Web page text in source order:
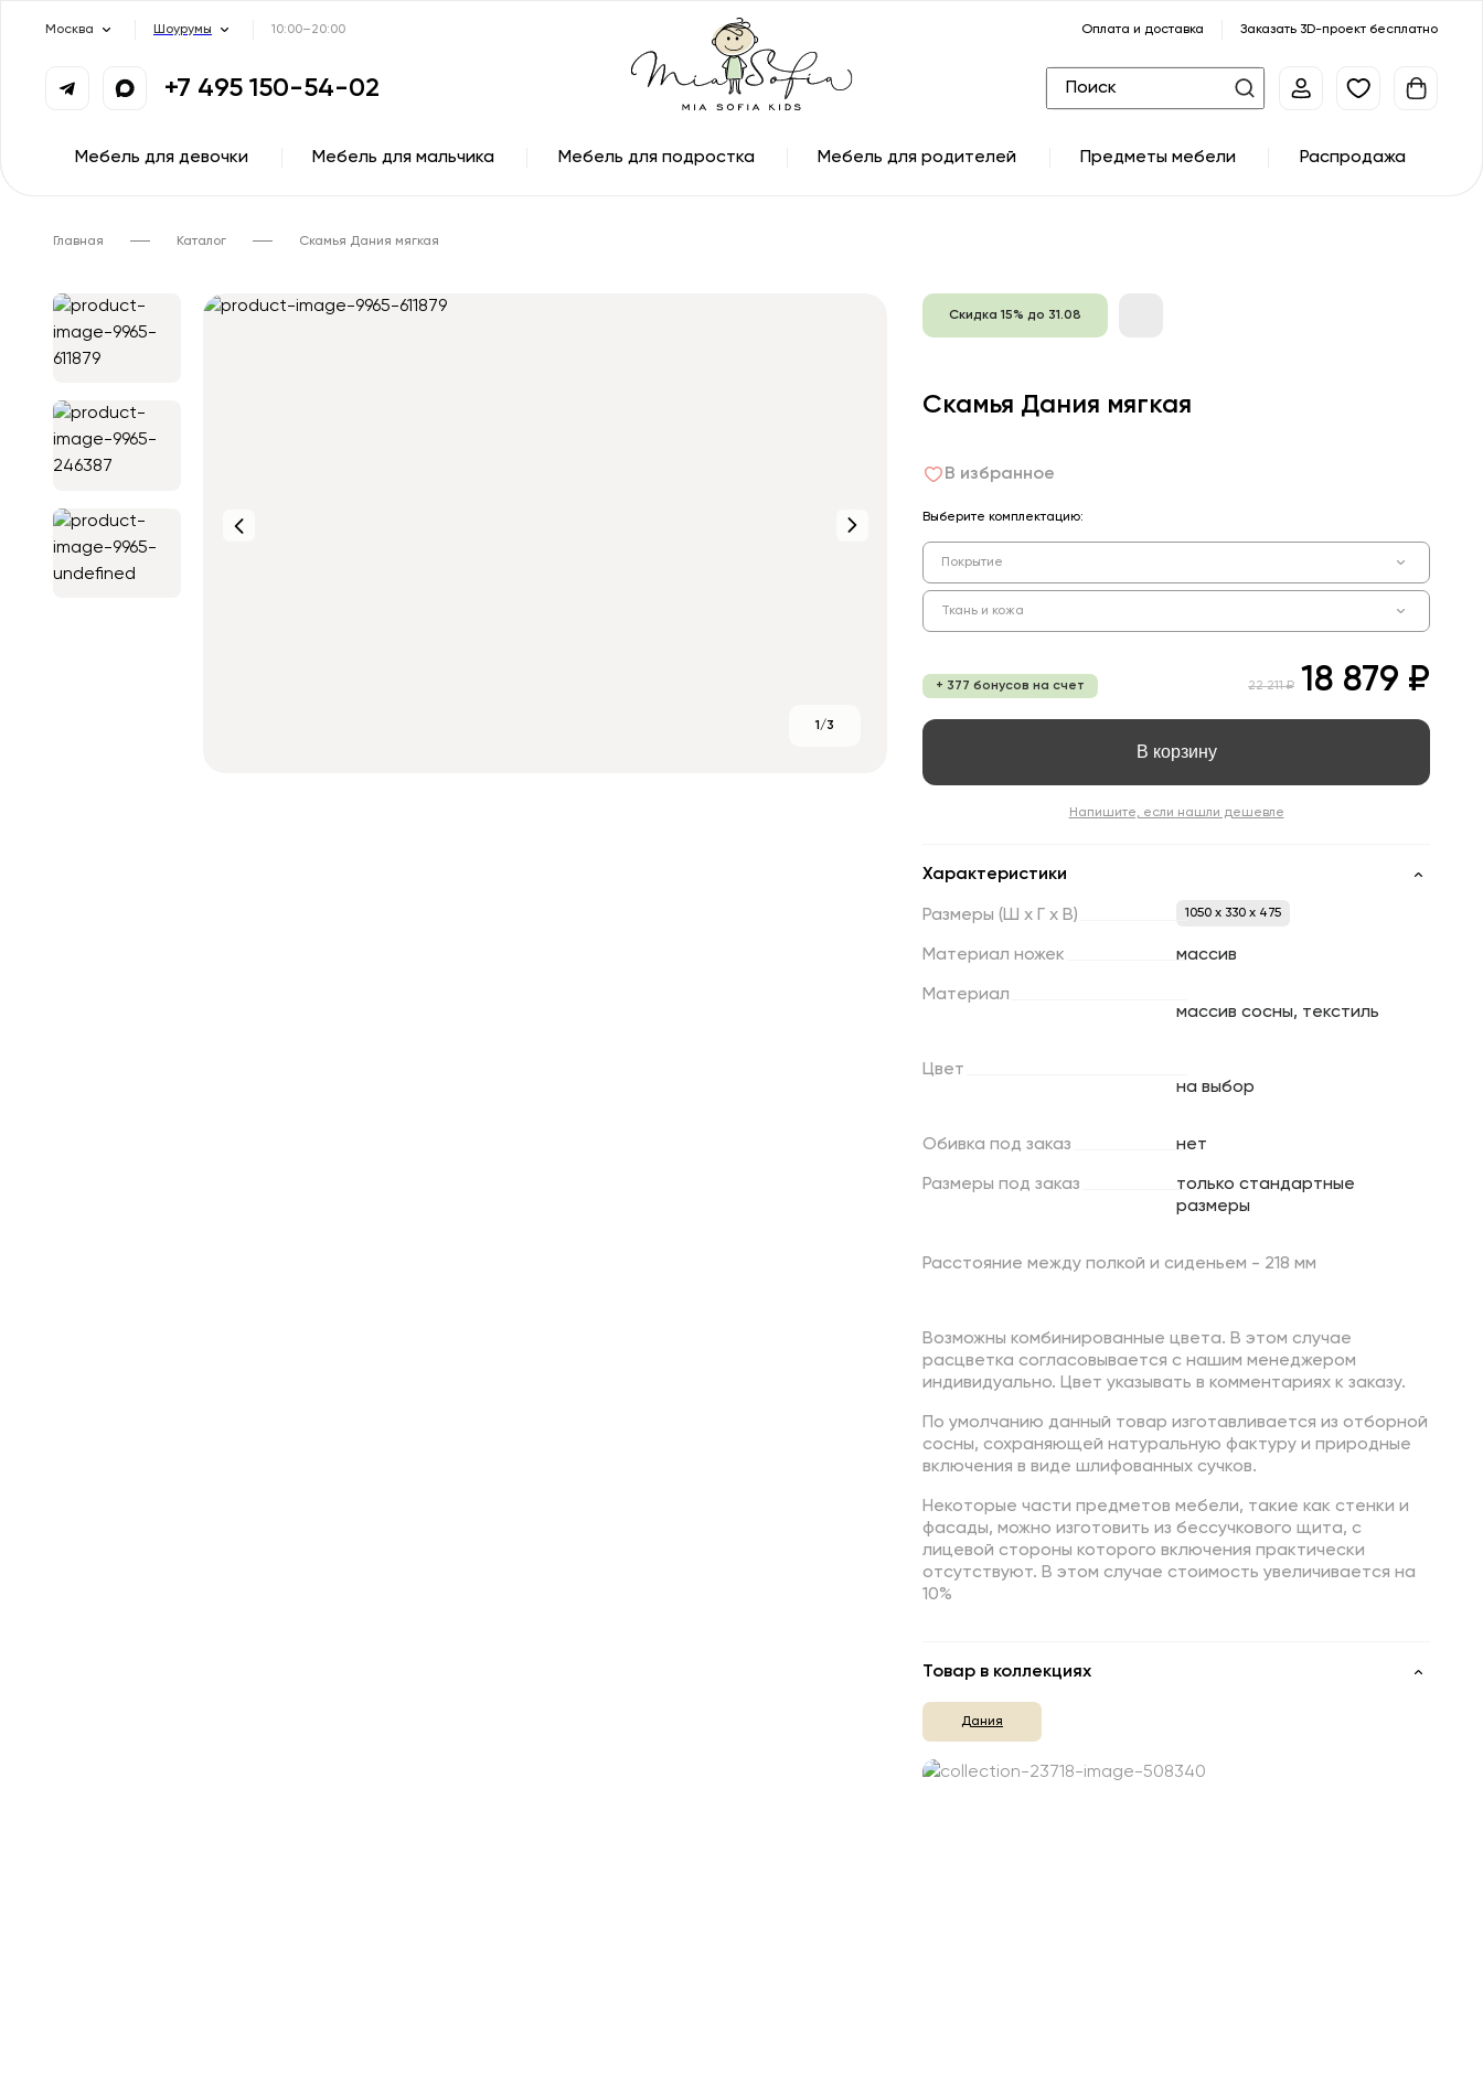
Москва Шоурумы 10:00–20:00 Оплата и доставка Заказать 3D-проект бесплатно
+7 495 150-54-02
Мебель для девочки Мебель для мальчика Мебель для подростка Мебель для родителей Предметы мебели Распродажа
Главная Каталог Скамья Дания мягкая
1/3
Скидка 15% до 31.08
Скамья Дания мягкая
В избранное
Выберите комплектацию:
Покрытие
Ткань и кожа
+ 377 бонусов на счет 22 211 ₽ 18 879 ₽
В корзину
Напишите, если нашли дешевле
Характеристики
Размеры (Ш х Г х В) 1050 x 330 x 475
Материал ножек массив
Материал
массив сосны, текстиль
Цвет
на выбор
Обивка под заказ нет
Размеры под заказ
только стандартные
размеры
Расстояние между полкой и сиденьем - 218 мм
Возможны комбинированные цвета. В этом случае
расцветка согласовывается с нашим менеджером
индивидуально. Цвет указывать в комментариях к заказу.
По умолчанию данный товар изготавливается из отборной
сосны, сохраняющей натуральную фактуру и природные
включения в виде шлифованных сучков.
Некоторые части предметов мебели, такие как стенки и
фасады, можно изготовить из бессучкового щита, с
лицевой стороны которого включения практически
отсутствуют. В этом случае стоимость увеличивается на
10%
Товар в коллекциях
Дания